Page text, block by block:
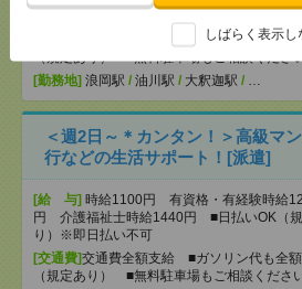
しばらく表示し
交通費全額支給 ■ガソリン代も全額
[勤務地] 浪岡駅 / 油川駅 / 大釈迦駅 /
＜週2日～＊カンタン！＞高級マ
行などの生活サポート！[派遣]
[給 与] 時給1100円 有資格・有経験時給
円 介護福祉士時給1440円 ■日払いOK（
り）※即日払い不可
[交通費]交通費全額支給 ■ガソリン代も全
（規定あり） ■無料駐車場もご相談くださ